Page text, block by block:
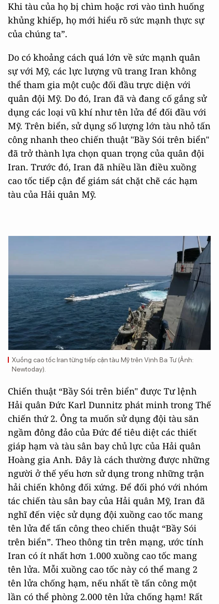
Khi tàu của họ bị chìm hoặc rơi vào tình huống
khủng khiếp, họ mới hiểu rõ sức mạnh thực sự
của chúng ta”.
Do có khoảng cách quá lớn về sức mạnh quân
sự với Mỹ, các lực lượng vũ trang Iran không
thể tham gia một cuộc đối đầu trực diện với
quân đội Mỹ. Do đó, Iran đã và đang cố gắng sử
dụng các loại vũ khí như tên lửa để đối đầu với
Mỹ. Trên biển, sử dụng số lượng lớn tàu nhỏ tấn
công nhanh theo chiến thuật "Bầy Sói trên biển"
đã trở thành lựa chọn quan trọng của quân đội
Iran. Trước đó, Iran đã nhiều lần điều xuồng
cao tốc tiếp cận để giám sát chặt chẽ các hạm
tàu của Hải quân Mỹ.
Xuồng cao tốc Iran từng tiếp cận tàu Mỹ trên Vịnh Ba Tư (Ảnh:
Newtoday).
Chiến thuật “Bầy Sói trên biển" được Tư lệnh
Hải quân Đức Karl Dunnitz phát minh trong Thế
chiến thứ 2. Ông ta muốn sử dụng đội tàu săn
ngầm đông đảo của Đức để tiêu diệt các thiết
giáp hạm và tàu sân bay chủ lực của Hải quân
Hoàng gia Anh. Đây là cách thường được những
người ở thế yếu hơn sử dụng trong những trận
hải chiến không đối xứng. Để đối phó với nhóm
tác chiến tàu sân bay của Hải quân Mỹ, Iran đã
nghĩ đến việc sử dụng đội xuồng cao tốc mang
tên lửa để tấn công theo chiến thuật “Bầy Sói
trên biển”. Theo thông tin trên mạng, ước tính
Iran có ít nhất hơn 1.000 xuồng cao tốc mang
tên lửa. Mỗi xuồng cao tốc này có thể mang 2
tên lửa chống hạm, nếu nhất tề tấn công một
lần có thể phòng 2.000 tên lửa chống hạm! Rất